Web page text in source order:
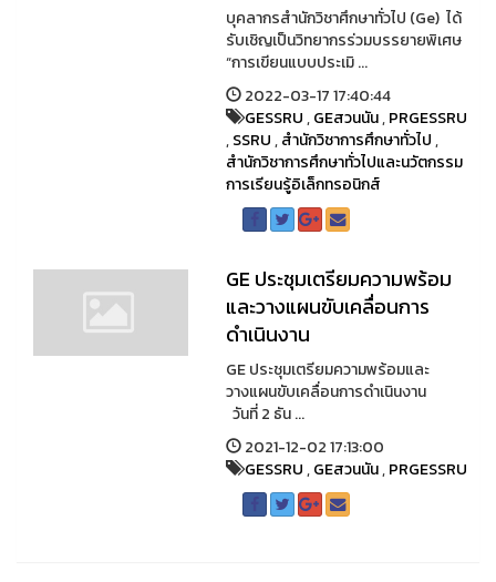
บุคลากรสำนักวิชาศึกษาทั่วไป (Ge) ได้
รับเชิญเป็นวิทยากรร่วมบรรยายพิเศษ
“การเขียนแบบประเมิ ...
2022-03-17 17:40:44
GESSRU,GEสวนนัน,PRGESSRU
,SSRU,สำนักวิชาการศึกษาทั่วไป,
สำนักวิชาการศึกษาทั่วไปและนวัตกรรม
การเรียนรู้อิเล็กทรอนิกส์
GE ประชุมเตรียมความพร้อม
และวางแผนขับเคลื่อนการ
ดำเนินงาน
GE ประชุมเตรียมความพร้อมและ
วางแผนขับเคลื่อนการดำเนินงาน
วันที่ 2 ธัน ...
2021-12-02 17:13:00
GESSRU,GEสวนนัน,PRGESSRU